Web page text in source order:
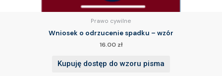
Prawo cywilne
Wniosek o odrzucenie spadku – wzór
16.00 zł
Kupuję dostęp do wzoru pisma